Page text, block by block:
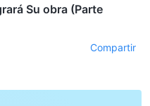
Su obra (Parte
Compartir